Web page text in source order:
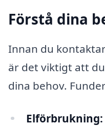
Förstå dina
Innan du
är det viktigt att
dina behov.
Elförbrukning: